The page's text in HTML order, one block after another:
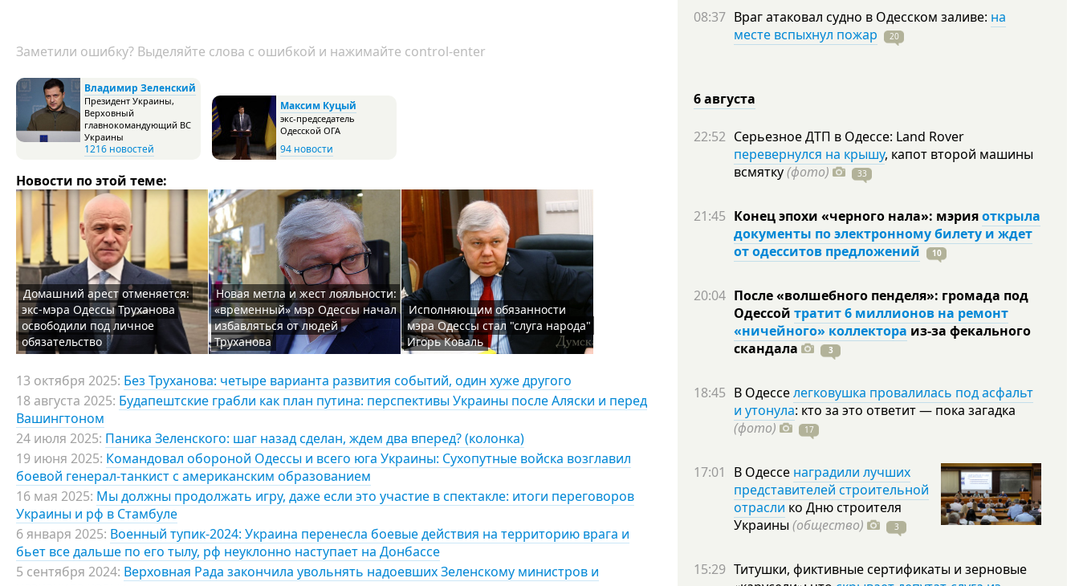
Заметили ошибку? Выделяйте слова с ошибкой и нажимайте control-enter
Владимир Зеленский
Президент Украины,
Верховный
главнокомандующий ВС
Украины
1216 новостей
Максим Куцый
экс-председатель
Одесской ОГА
94 новости
Новости по этой теме:
Домашний арест отменяется:
экс-мэра Одессы Труханова
освободили под личное
обязательство
Новая метла и жест лояльности:
«временный» мэр Одессы начал
избавляться от людей
Труханова
Исполняющим обязанности
мэра Одессы стал "слуга народа"
Игорь Коваль
13 октября 2025: Без Труханова: четыре варианта развития событий, один хуже другого
18 августа 2025: Будапештские грабли как план путина: перспективы Украины после Аляски и перед
Вашингтоном
24 июля 2025: Паника Зеленского: шаг назад сделан, ждем два вперед? (колонка)
19 июня 2025: Командовал обороной Одессы и всего юга Украины: Сухопутные войска возглавил
боевой генерал-танкист с американским образованием
16 мая 2025: Мы должны продолжать игру, даже если это участие в спектакле: итоги переговоров
Украины и рф в Стамбуле
6 января 2025: Военный тупик-2024: Украина перенесла боевые действия на территорию врага и
бьет все дальше по его тылу, рф неуклонно наступает на Донбассе
5 сентября 2024: Верховная Рада закончила увольнять надоевших Зеленскому министров и
08:37 Враг атаковал судно в Одесском заливе: на
месте вспыхнул пожар
20
6 августа
22:52 Серьезное ДТП в Одессе: Land Rover
перевернулся на крышу, капот второй машины
всмятку(фото) 33
21:45 Конец эпохи «черного нала»: мэрияоткрыла
документы по электронному билету и ждет
от одесситов предложений
10
20:04 После «волшебного пенделя»: громада под
Одессой тратит 6 миллионов на ремонт
«ничейного» коллектора из-за фекального
скандала
3
18:45 В Одесселегковушка провалилась под асфальт
и утонула: кто за это ответит — пока загадка
(фото)
17
17:01 В Одессе наградили лучших
представителей строительной
отрасли ко Дню строителя
Украины (общество) 3
15:29 Титушки, фиктивные сертификаты и зерновые